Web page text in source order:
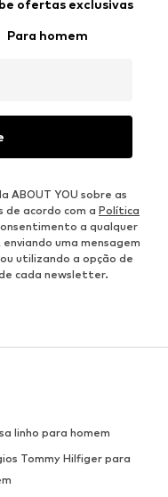
ofertas exclusivas
Para homem
YOU sobre as
de acordo com a Política
a qualquer
uma mensagem
ou utilizando a opção de
cada newsletter.
linho para homem
Tommy Hilfiger para